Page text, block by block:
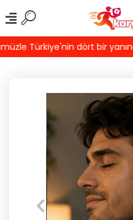
Türkiye'nin dört bir